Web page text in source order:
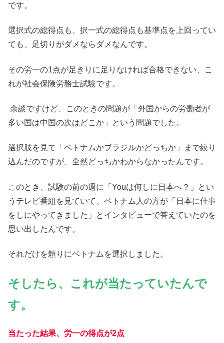
です。
選択式の総得点も、択一式の総得点も基準点を上回ってい
ても、足切りがダメならダメなんです。
その労一の1点が足きりに足りなければ合格できない、こ
れが社会保険労務士試験です。
余談ですけど、このときの問題が「外国からの労働者が
多い国は中国の次はどこか」という問題でした。
選択肢を見て「ベトナムかブラジルかどっちか」まで絞り
込んだのですが、全然どっちかわからなかったんです。
このとき、試験の前の週に「Youは何しに日本へ？」とい
うテレビ番組を見ていて、ベトナム人の方が「日本に仕事
をしにやってきました」とインタビューで答えていたのを
思い出したんです。
それだけを頼りにベトナムを選択しました。
そしたら、これが当たっていたんで
す。
当たった結果、労一の得点が2点